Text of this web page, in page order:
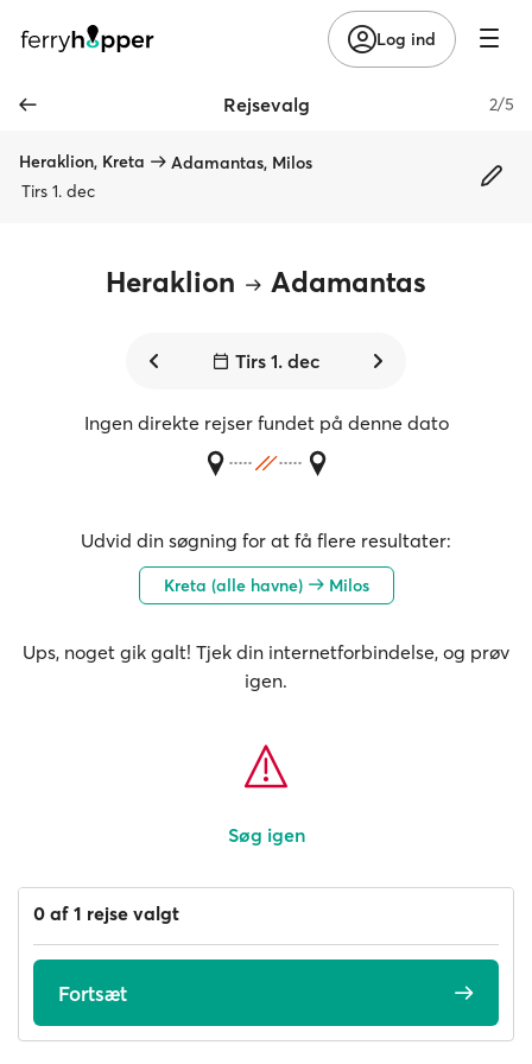
Log ind
Rejsevalg 2/5
Heraklion, Kreta
Adamantas, Milos
Tirs 1. dec
Heraklion Adamantas
Tirs 1. dec
Ingen direkte rejser fundet på denne dato
Udvid din søgning for at få flere resultater:
Kreta (alle havne) Milos
Ups, noget gik galt! Tjek din internetforbindelse, og prøv
igen.
Søg igen
0 af 1 rejse valgt
Fortsæt